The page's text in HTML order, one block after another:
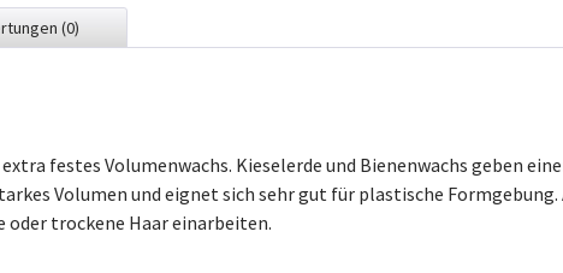
(0)
festes Volumenwachs. Kieselerde und Bienenwachs geben
Volumen und eignet sich sehr gut für plastische
trockene Haar einarbeiten.